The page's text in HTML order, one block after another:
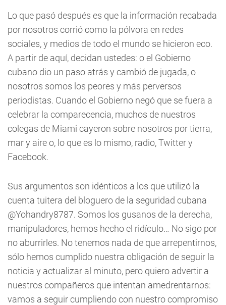
Lo que pasó después es que la información recabada
por nosotros corrió como la pólvora en redes
sociales, y medios de todo el mundo se hicieron eco.
A partir de aquí, decidan ustedes: o el Gobierno
cubano dio un paso atrás y cambió de jugada, o
nosotros somos los peores y más perversos
periodistas. Cuando el Gobierno negó que se fuera a
celebrar la comparecencia, muchos de nuestros
colegas de Miami cayeron sobre nosotros por tierra,
mar y aire o, lo que es lo mismo, radio, Twitter y
Facebook.
Sus argumentos son idénticos a los que utilizó la
cuenta tuitera del bloguero de la seguridad cubana
@Yohandry8787. Somos los gusanos de la derecha,
manipuladores, hemos hecho el ridículo… No sigo por
no aburrirles. No tenemos nada de que arrepentirnos,
sólo hemos cumplido nuestra obligación de seguir la
noticia y actualizar al minuto, pero quiero advertir a
nuestros compañeros que intentan amedrentarnos:
vamos a seguir cumpliendo con nuestro compromiso